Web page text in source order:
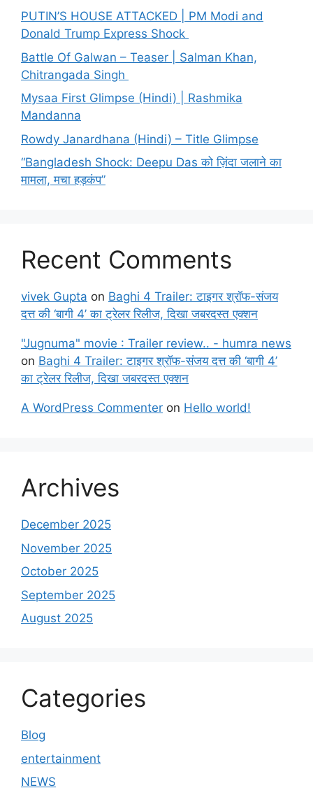
PUTIN’S HOUSE ATTACKED | PM Modi and
Donald Trump Express Shock
Battle Of Galwan – Teaser | Salman Khan,
Chitrangada Singh
Mysaa First Glimpse (Hindi) | Rashmika
Mandanna
Rowdy Janardhana (Hindi) – Title Glimpse
“Bangladesh Shock: Deepu Das को ज़िंदा जलाने का
मामला, मचा हड़कंप”
Recent Comments
vivek Gupta on Baghi 4 Trailer: टाइगर श्रॉफ-संजय
दत्त की ‘बागी 4’ का ट्रेलर रिलीज, दिखा जबरदस्त एक्शन
"Jugnuma" movie : Trailer review.. - humra news
on Baghi 4 Trailer: टाइगर श्रॉफ-संजय दत्त की ‘बागी 4’
का ट्रेलर रिलीज, दिखा जबरदस्त एक्शन
A WordPress Commenter on Hello world!
Archives
December 2025
November 2025
October 2025
September 2025
August 2025
Categories
Blog
entertainment
NEWS